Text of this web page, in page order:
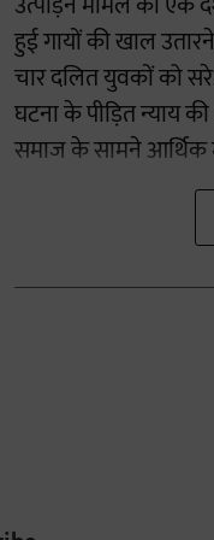
हुई गायों की खाल
चार दलित युवकों को
घटना के पीड़ित न्याय
समाज के सामने आर्थिक